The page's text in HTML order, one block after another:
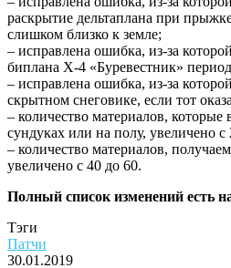
раскрытие дельтаплана при
слишком близко к земле;
– исправлена ошибка, из-за
биплана X-4 «Буревестник»
– исправлена ошибка, из-за
скрытном снеговике, если тот
– количество материалов,
сундуках или на полу, увеличено с
– количество материалов,
увеличено с 40 до 60.
Полный список изменений есть
Тэги
Патчи
30.01.2019